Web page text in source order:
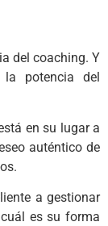
del coaching. Y
potencia del
en su lugar a
auténtico de
a gestionar
es su forma